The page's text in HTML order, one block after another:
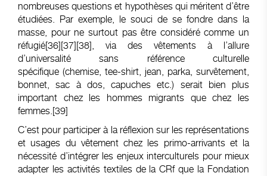
nombreuses questions et hypothèses qui méritent d’être
étudiées. Par exemple, le souci de se fondre dans la
masse, pour ne surtout pas être considéré comme un
réfugié[36] [37] [38], via des vêtements à l’allure
d’universalité sans référence culturelle
spécifique (chemise, tee-shirt, jean, parka, survêtement,
bonnet, sac à dos, capuches etc.) serait bien plus
important chez les hommes migrants que chez les
femmes.[39]
C’est pour participer à la réflexion sur les représentations
et usages du vêtement chez les primo-arrivants et la
nécessité d’intégrer les enjeux interculturels pour mieux
adapter les activités textiles de la CRf que la Fondation